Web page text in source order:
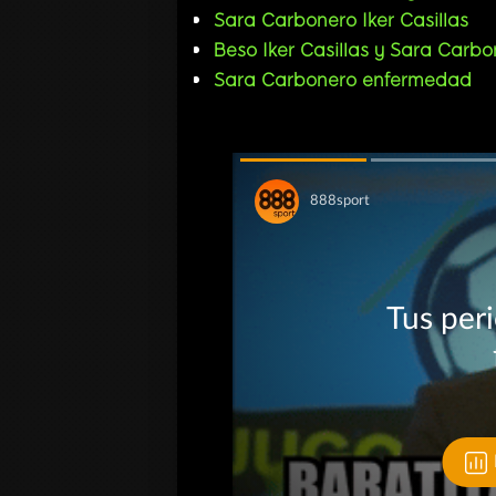
Sara Carbonero Iker Casillas
Beso Iker Casillas y Sara
Sara Carbonero enfermedad